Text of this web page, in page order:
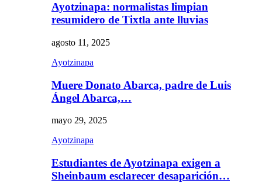
Ayotzinapa: normalistas limpian
resumidero de Tixtla ante lluvias
agosto 11, 2025
Ayotzinapa
Muere Donato Abarca, padre de Luis
Ángel Abarca,…
mayo 29, 2025
Ayotzinapa
Estudiantes de Ayotzinapa exigen a
Sheinbaum esclarecer desaparición…